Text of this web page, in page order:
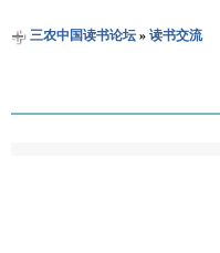
三农中国读书论坛» 读书交流